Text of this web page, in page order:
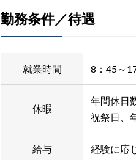
勤務条件／待遇
就業時間 8：45～
休暇
年間休日
祝祭日、
給与 経験に応